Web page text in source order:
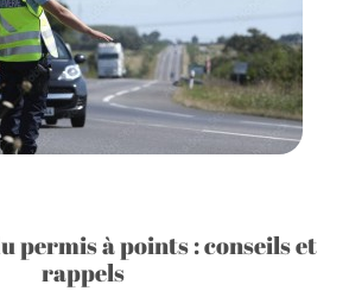
permis à points : conseils et
rappels